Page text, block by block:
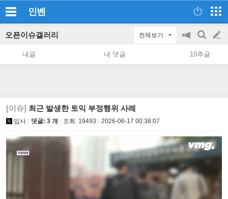
인벤
오픈이슈갤러리 전체보기
공
지
on/off
검
색
글
쓰
내글 내 댓글 10추글
[이슈] 최근 발생한 토익 부정행위 사례
입사 댓글: 3 개 조회: 19493 2026-06-17 00:38:07